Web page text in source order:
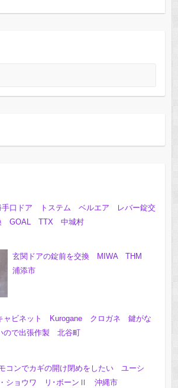
手口ドア トステム ベルエア レバー錠交
GOAL TTX 中城村
玄関ドアの錠前を交換 MIWA THM
浦添市
ャビネット Kurogane クロガネ 鍵がな
ので出張作製 北谷町
コンでカギの開け閉めをしたい ユーシ
ショウワ リ･ボーンⅡ 沖縄市